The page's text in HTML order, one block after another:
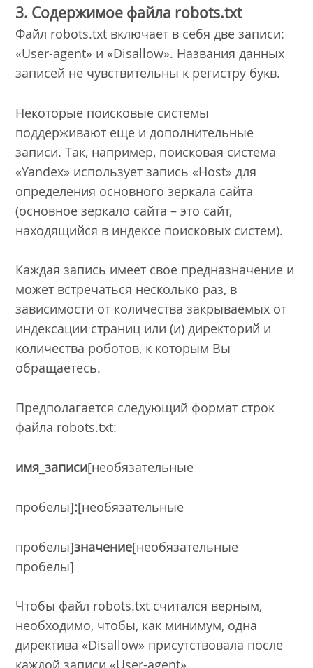
3. Содержимое файла robots.txt
Файл robots.txt включает в себя две записи:
«User-agent» и «Disallow». Названия данных
записей не чувствительны к регистру букв.
Некоторые поисковые системы
поддерживают еще и дополнительные
записи. Так, например, поисковая система
«Yandex» использует запись «Host» для
определения основного зеркала сайта
(основное зеркало сайта – это сайт,
находящийся в индексе поисковых систем).
Каждая запись имеет свое предназначение и
может встречаться несколько раз, в
зависимости от количества закрываемых от
индексации страниц или (и) директорий и
количества роботов, к которым Вы
обращаетесь.
Предполагается следующий формат строк
файла robots.txt:
имя_записи[необязательные
пробелы]:[необязательные
пробелы]значение[необязательные
пробелы]
Чтобы файл robots.txt считался верным,
необходимо, чтобы, как минимум, одна
директива «Disallow» присутствовала после